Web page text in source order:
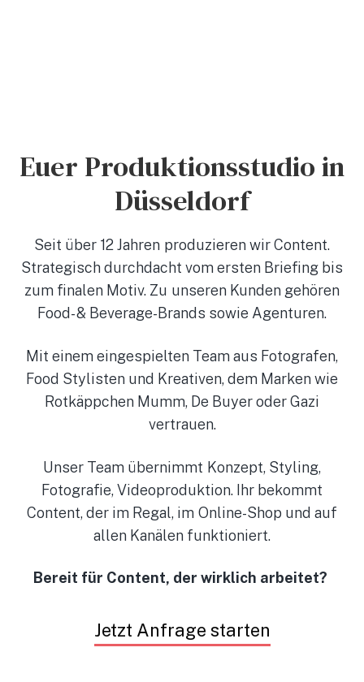
Euer Produktionsstudio in
Düsseldorf
Seit über 12 Jahren produzieren wir Content.
Strategisch durchdacht vom ersten Briefing bis
zum finalen Motiv. Zu unseren Kunden gehören
Food- & Beverage-Brands sowie Agenturen.
Mit einem eingespielten Team aus Fotografen,
Food Stylisten und Kreativen, dem Marken wie
Rotkäppchen Mumm, De Buyer oder Gazi
vertrauen.
Unser Team übernimmt Konzept, Styling,
Fotografie, Videoproduktion. Ihr bekommt
Content, der im Regal, im Online-Shop und auf
allen Kanälen funktioniert.
Bereit für Content, der wirklich arbeitet?
Jetzt Anfrage starten